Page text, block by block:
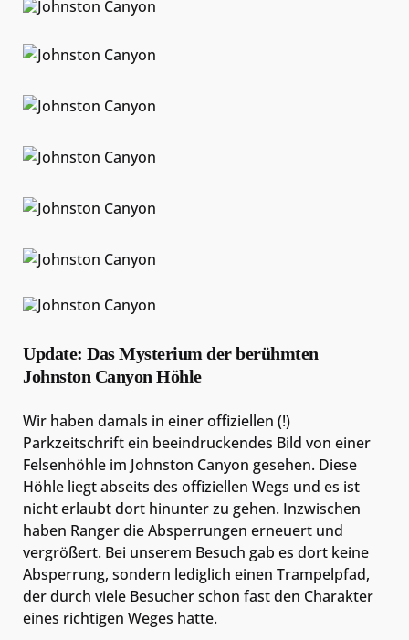
Update: Das Mysterium der berühmten
Johnston Canyon Höhle
Wir haben damals in einer offiziellen (!)
Parkzeitschrift ein beeindruckendes Bild von einer
Felsenhöhle im Johnston Canyon gesehen. Diese
Höhle liegt abseits des offiziellen Wegs und es ist
nicht erlaubt dort hinunter zu gehen. Inzwischen
haben Ranger die Absperrungen erneuert und
vergrößert. Bei unserem Besuch gab es dort keine
Absperrung, sondern lediglich einen Trampelpfad,
der durch viele Besucher schon fast den Charakter
eines richtigen Weges hatte.